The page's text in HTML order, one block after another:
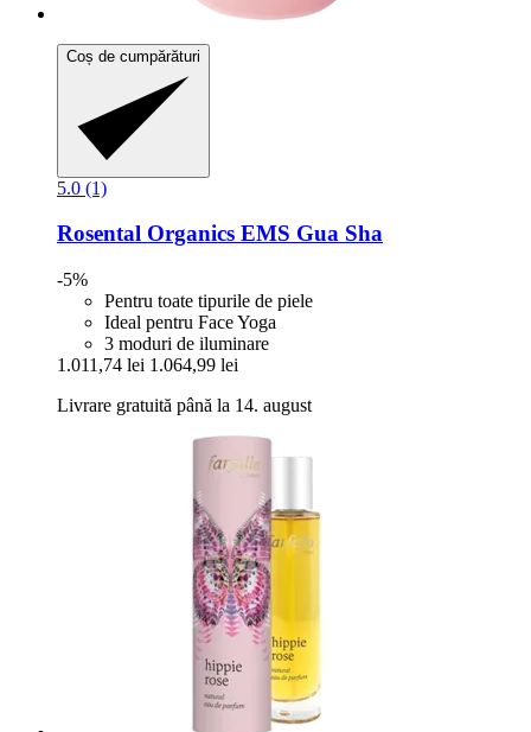
Coș de cumpărături
5.0 (1)
Rosental Organics EMS Gua Sha
-5%
Pentru toate tipurile de piele
Ideal pentru Face Yoga
3 moduri de iluminare
1.011,74 lei 1.064,99 lei
Livrare gratuită până la 14. august